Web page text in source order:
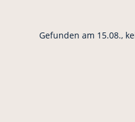
Gefunden am 15.08.,